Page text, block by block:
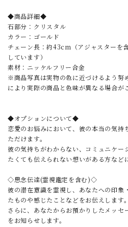
◆商品詳細◆
石部分：クリスタル
カラー：ゴールド
チェーン長：約43cm（アジャスターを
しています）
素材：ニッケルフリー合金
※商品写真は実物の色に近づけるよう努
により実際の商品と色味が異なる場合が
◆オプションについて◆
恋愛のお悩みにおいて、彼の本当の気持
ただけます。
彼の気持ちがわからない、コミュニケー
たくても伝えられない想いがある方など
◇思念伝達(霊視鑑定を含む)◇
彼の潜在意識を霊視し、あなたへの印象
たものや感じたことなどをお伝えします。
さらに、あなたからお預かりしたメッセ
をお知らせします。